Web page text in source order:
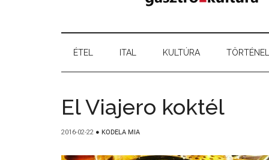
ÉTEL ITAL KULTÚRA
El Viajero koktél
2016-02-22 ● KODELA MIA